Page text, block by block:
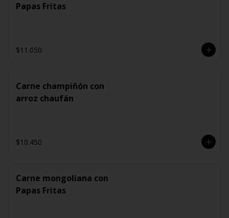
Papas Fritas
$11.050
Carne champiñón con
arroz chaufán
$10.450
Carne mongoliana con
Papas Fritas